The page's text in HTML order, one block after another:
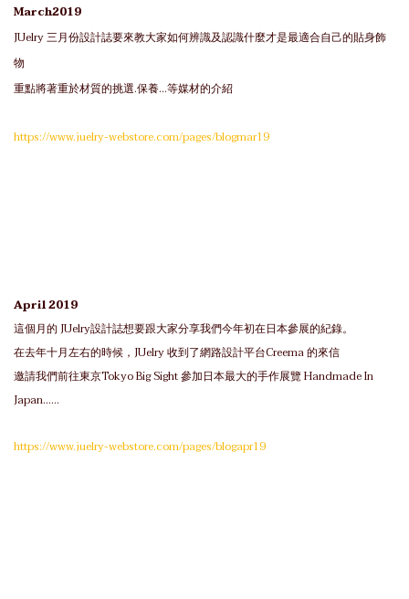
March2019
JUelry 三月份設計誌要來教大家如何辨識及認識什麼才是最適合自己的貼身飾
物
重點將著重於材質的挑選.保養...等媒材的介紹
https://www.juelry-webstore.com/pages/blogmar19
April 2019
這個月的 JUelry設計誌想要跟大家分享我們今年初在日本參展的紀錄。
在去年十月左右的時候，JUelry 收到了網路設計平台Creema 的來信
邀請我們前往東京Tokyo Big Sight 參加日本最大的手作展覽 Handmade In
Japan......
https://www.juelry-webstore.com/pages/blogapr19